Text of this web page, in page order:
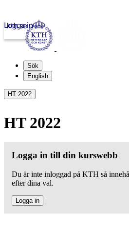
kth.se
Logga in
Sök
English
HT 2022
HT 2022
Logga in till din kurswebb
Du är inte inloggad på KTH så
efter dina val.
Logga in